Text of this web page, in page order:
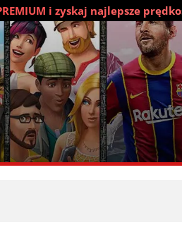
i zyskaj najlepsze